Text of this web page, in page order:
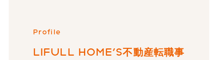
Profile
LIFULL HOME'S不動産転職事